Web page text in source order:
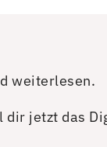
weiterlesen.
dir jetzt das